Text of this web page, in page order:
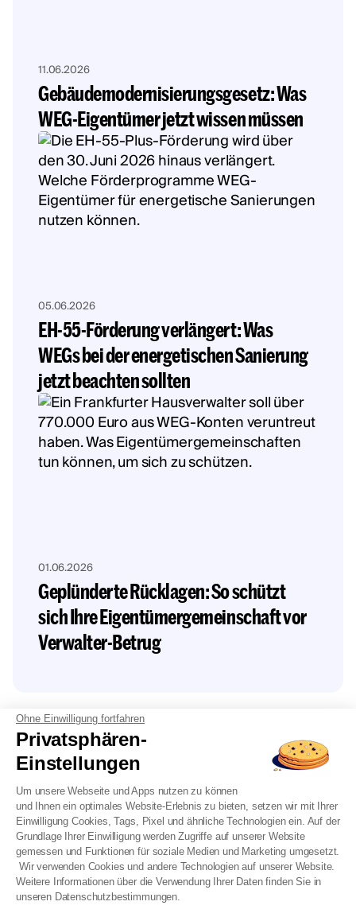
11.06.2026
Gebäudemodernisierungsgesetz: Was
WEG-Eigentümer jetzt wissen müssen
05.06.2026
EH-55-Förderung verlängert: Was
WEGs bei der energetischen Sanierung
jetzt beachten sollten
01.06.2026
Geplünderte Rücklagen: So schützt
sich Ihre Eigentümergemeinschaft vor
Verwalter-Betrug
Unsere WEG-Experten & Verwalter
kümmern sich um Ihre Immobilie in
Münster
Erreichbar von 9 bis 19 Uhr
Ohne Einwilligung fortfahren
Privatsphären-
Einstellungen
Um unsere Webseite und Apps nutzen zu können
und Ihnen ein optimales Website-Erlebnis zu bieten, setzen wir mit Ihrer
Einwilligung Cookies, Tags, Pixel und ähnliche Technologien ein. Auf der
Grundlage Ihrer Einwilligung werden Zugriffe auf unserer Website
gemessen und Funktionen für soziale Medien und Marketing umgesetzt.
Wir verwenden Cookies und andere Technologien auf unserer Website.
Weitere Informationen über die Verwendung Ihrer Daten finden Sie in
unseren Datenschutzbestimmungen.